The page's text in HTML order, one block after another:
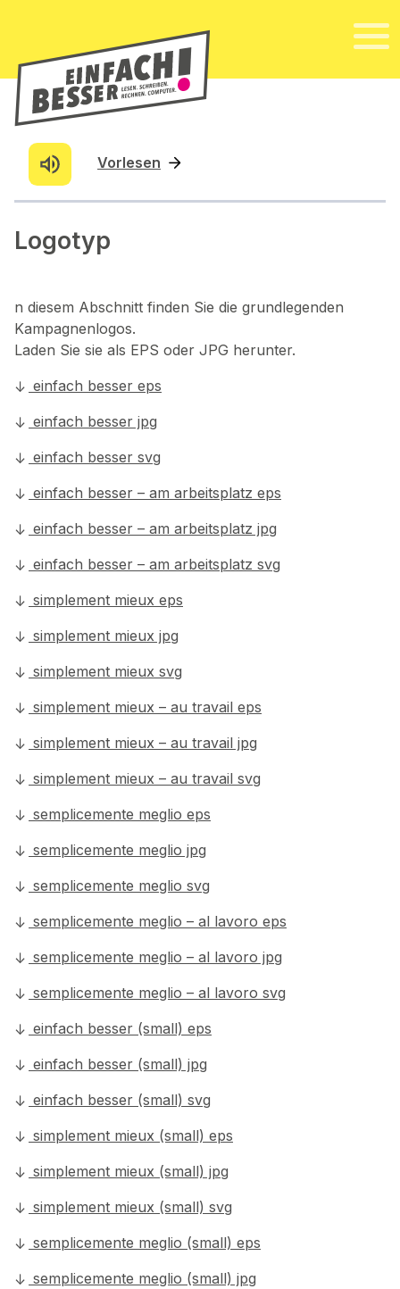
Vorlesen
Logotyp
n diesem Abschnitt finden Sie die grundlegenden
Kampagnenlogos.
Laden Sie sie als EPS oder JPG herunter.
einfach besser eps
einfach besser jpg
einfach besser svg
einfach besser – am arbeitsplatz eps
einfach besser – am arbeitsplatz jpg
einfach besser – am arbeitsplatz svg
simplement mieux eps
simplement mieux jpg
simplement mieux svg
simplement mieux – au travail eps
simplement mieux – au travail jpg
simplement mieux – au travail svg
semplicemente meglio eps
semplicemente meglio jpg
semplicemente meglio svg
semplicemente meglio – al lavoro eps
semplicemente meglio – al lavoro jpg
semplicemente meglio – al lavoro svg
einfach besser (small) eps
einfach besser (small) jpg
einfach besser (small) svg
simplement mieux (small) eps
simplement mieux (small) jpg
simplement mieux (small) svg
semplicemente meglio (small) eps
semplicemente meglio (small) jpg